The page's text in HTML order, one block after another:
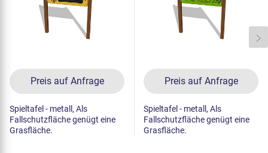
Preis auf Anfrage
Spieltafel - metall, Als
Fallschutzfläche genügt eine
Grasfläche.
Preis auf Anfrage
Spieltafel - metall, Als
Fallschutzfläche genügt eine
Grasfläche.